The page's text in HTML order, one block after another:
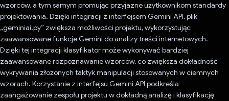
wzorców, a tym samym promując przyjazne użytkownikom standardy
projektowania. Dzięki integracji z interfejsem Gemini API, plik
„geminiai.py” zwiększa możliwości projektu, wykorzystując
zaawansowane funkcje Gemini do analizy treści internetowych.
Dzięki tej integracji klasyfikator może wykonywać bardziej
zaawansowane rozpoznawanie wzorców, co zwiększa dokładność
wykrywania złożonych taktyk manipulacji stosowanych w ciemnych
wzorach. Korzystanie z interfejsu Gemini API podkreśla
zaangażowanie zespołu projektu w dokładną analizę i klasyfikację